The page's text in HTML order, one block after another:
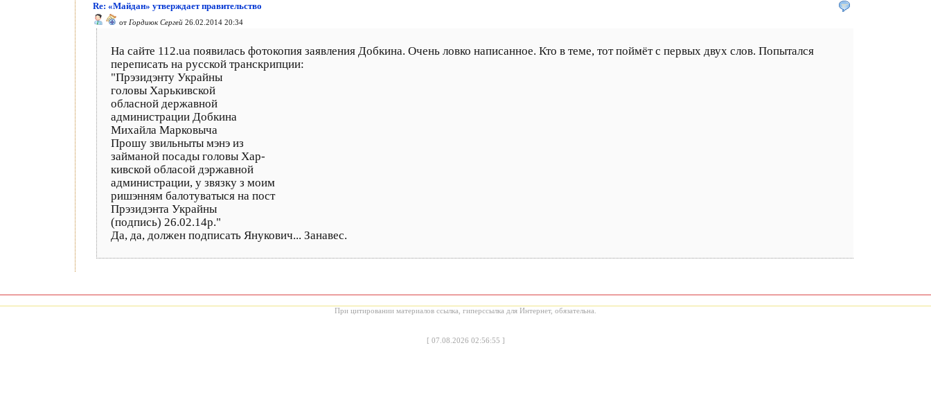
Re: «Майдан» утверждает правительство
от Гордиюк Сергей 26.02.2014 20:34
На сайте 112.ua появилась фотокопия заявления Добкина. Очень ловко написанное. Кто в теме, тот поймёт с первых двух слов. Попытался
переписать на русской транскрипции:
"Прэзидэнту Украйны
головы Харькивской
обласной державной
администрации Добкина
Михайла Марковыча
Прошу звильныты мэнэ из
займаной посады головы Хар-
кивской обласой дэржавной
администрации, у звязку з моим
ришэнням балотуватыся на пост
Прэзидэнта Украйны
(подпись) 26.02.14р."
Да, да, должен подписать Янукович... Занавес.
При цитировании материалов ссылка, гиперссылка для Интернет, обязательна.
[ 07.08.2026 02:56:55 ]